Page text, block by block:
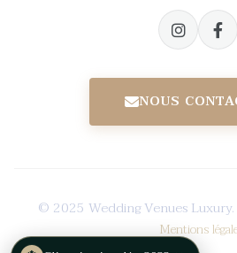
NOUS
© 2025 Wedding Venues
Mentions